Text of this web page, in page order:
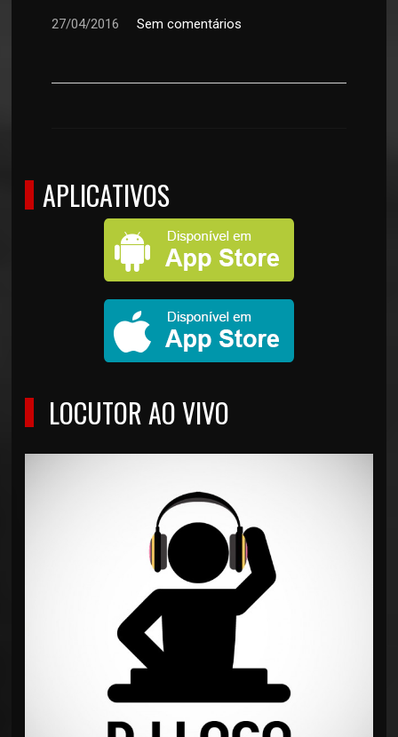
27/04/2016 Sem comentários
APLICATIVOS
LOCUTOR AO VIVO